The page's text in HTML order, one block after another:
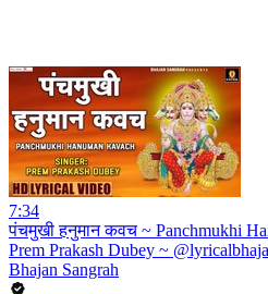
7:34
पंचमुखी हनुमान कवच ~ Panchmukhi
Prem Prakash Dubey ~
Bhajan Sangrah